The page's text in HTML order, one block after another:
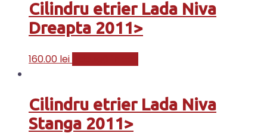
Cilindru etrier Lada Niva
Dreapta 2011>
160.00 lei
Cilindru etrier Lada Niva
Stanga 2011>